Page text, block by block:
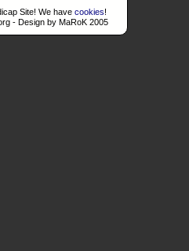
Site! We have cookies!
- Design by MaRoK 2005